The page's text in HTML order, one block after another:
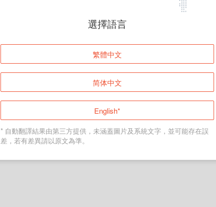
頁面無法顯示
登入
返回首頁
選擇語言
繁體中文
简体中文
English*
* 自動翻譯結果由第三方提供，未涵蓋圖片及系統文字，並可能存在誤
差，若有差異請以原文為準。